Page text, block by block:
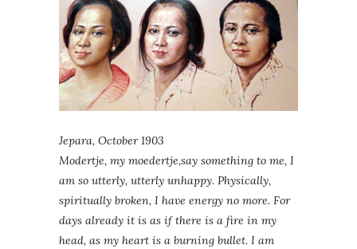
Jepara, October 1903
Modertje, my moedertje,say something to me, I
am so utterly, utterly unhappy. Physically,
spiritually broken, I have energy no more. For
days already it is as if there is a fire in my
head, as my heart is a burning bullet. I am